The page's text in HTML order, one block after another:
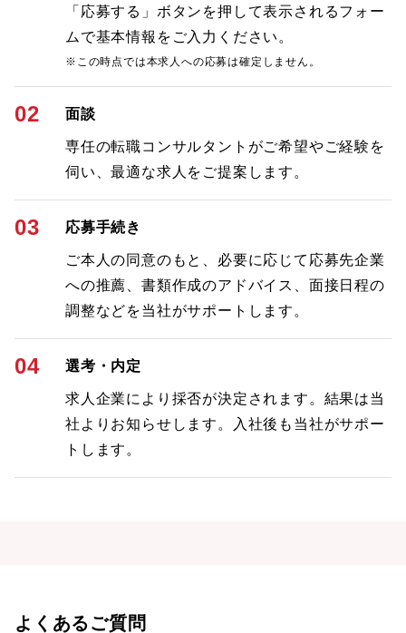
「応募する」ボタンを押して表示されるフォー
ムで基本情報をご入力ください。
※この時点では本求人への応募は確定しません。
02 面談
専任の転職コンサルタントがご希望やご経験を
伺い、最適な求人をご提案します。
03 応募手続き
ご本人の同意のもと、必要に応じて応募先企業
への推薦、書類作成のアドバイス、面接日程の
調整などを当社がサポートします。
04 選考・内定
求人企業により採否が決定されます。結果は当
社よりお知らせします。入社後も当社がサポー
トします。
よくあるご質問